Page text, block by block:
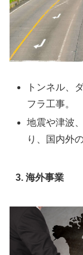
トンネル、
フラ工事。
地震や津波
り、国内外
3. 海外事業